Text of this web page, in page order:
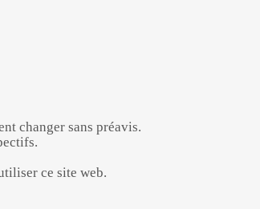
changer sans préavis.
ce site web.